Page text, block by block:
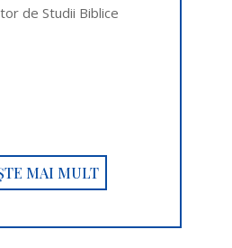
de Studii Biblice
MAI MULT